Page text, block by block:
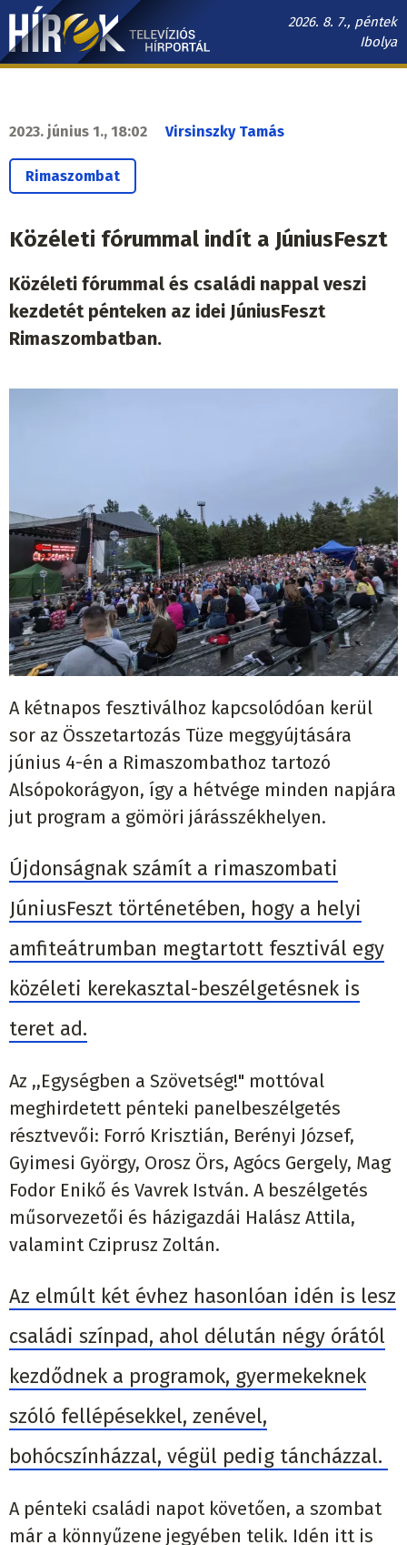
Ugrás
tartalomra
2026. 8. 7., péntek
Ibolya
Hírek.sk
navigáció
2023. június 1., 18:02 Virsinszky Tamás
Rimaszombat
Közéleti fórummal indít a JúniusFeszt
Közéleti fórummal és családi nappal veszi
kezdetét pénteken az idei JúniusFeszt
Rimaszombatban.
A kétnapos fesztiválhoz kapcsolódóan kerül
sor az Összetartozás Tüze meggyújtására
június 4-én a Rimaszombathoz tartozó
Alsópokorágyon, így a hétvége minden napjára
jut program a gömöri járásszékhelyen.
Újdonságnak számít a rimaszombati
JúniusFeszt történetében, hogy a helyi
amfiteátrumban megtartott fesztivál egy
közéleti kerekasztal-beszélgetésnek is
teret ad.
Az ,,Egységben a Szövetség!" mottóval
meghirdetett pénteki panelbeszélgetés
résztvevői: Forró Krisztián, Berényi József,
Gyimesi György, Orosz Örs, Agócs Gergely, Mag
Fodor Enikő és Vavrek István. A beszélgetés
műsorvezetői és házigazdái Halász Attila,
valamint Cziprusz Zoltán.
Az elmúlt két évhez hasonlóan idén is lesz
családi színpad, ahol délután négy órától
kezdődnek a programok, gyermekeknek
szóló fellépésekkel, zenével,
bohócszínházzal, végül pedig táncházzal.
A pénteki családi napot követően, a szombat
már a könnyűzene jegyében telik. Idén itt is